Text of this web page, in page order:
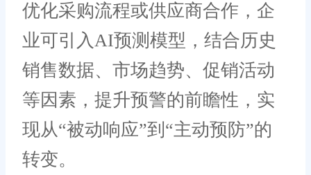
优化采购流程或供应商合作，企
业可引入AI预测模型，结合历史
销售数据、市场趋势、促销活动
等因素，提升预警的前瞻性，实
现从“被动响应”到“主动预防”的
转变。